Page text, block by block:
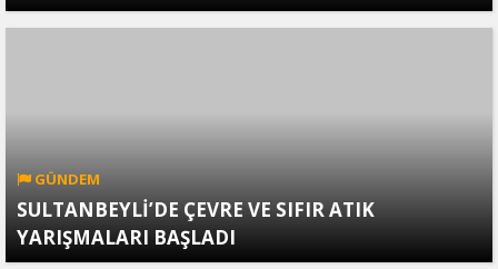
GÜNDEM
SULTANBEYLİ’DE ÇEVRE VE SIFIR ATIK
YARIŞMALARI BAŞLADI